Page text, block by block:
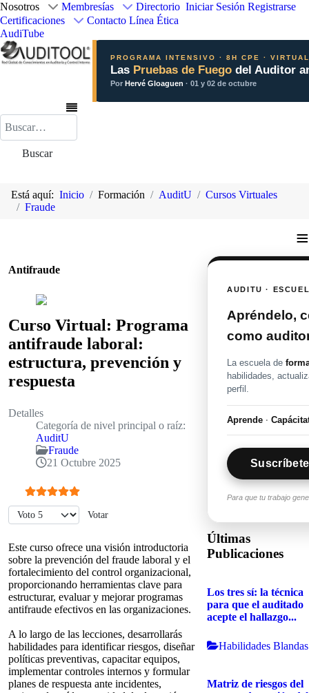
Nosotros Membresías
Directorio
Certificaciones
Contacto Línea Ética
AudiTube
Iniciar Sesión Registrarse
PROGRAMA INTENSIVO · 8H CPE ·
Las Pruebas de Fuego del Auditor
PorHervé Gloaguen · 01 y 02 de octubre
Buscar
Buscar
Está aquí: Inicio Formación AuditU
Cursos Virtuales
Fraude
≡
Antifraude
Curso Virtual: Programa
antifraude laboral:
estructura, prevención y
respuesta
Detalles
Categoría de nivel principal o raíz:
AuditU
Fraude
21 Octubre 2025
Ratio:5/5
Por favor, vote
Este curso ofrece una visión introductoria
sobre la prevención del fraude laboral y el
fortalecimiento del control organizacional,
proporcionando herramientas clave para
estructurar, evaluar y mejorar programas
antifraude efectivos en las organizaciones.
A lo largo de las lecciones, desarrollarás
habilidades para identificar riesgos, diseñar
políticas preventivas, capacitar equipos,
implementar controles internos y formular
planes de respuesta ante incidentes,
AUDITU ·
Apréndelo,
como
La escuela de
habilidades,
perfil.
Aprende ·
Para que tu trabajo
Últimas
Publicaciones
Los tres sí: la técnica
para que el auditado
acepte el hallazgo...
Habilidades Blandas
Matriz de riesgos del